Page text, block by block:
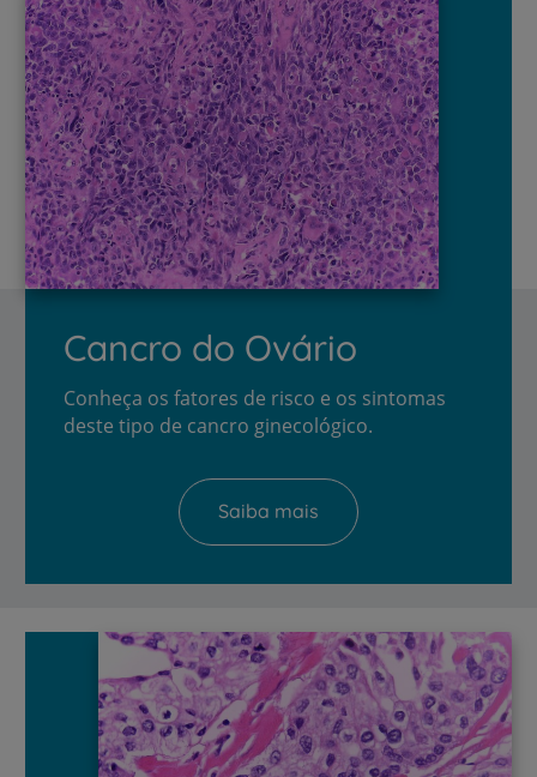
Cancro do Ovário
Conheça os fatores de risco e os sintomas
deste tipo de cancro ginecológico.
Saiba mais